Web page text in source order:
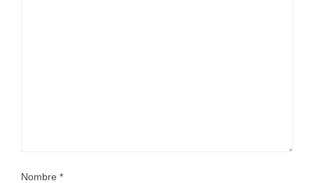
Nombre *